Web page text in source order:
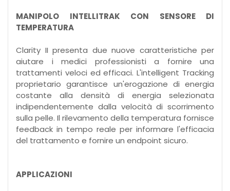
MANIPOLO INTELLITRAK CON SENSORE DI
TEMPERATURA
Clarity II presenta due nuove caratteristiche per
aiutare i medici professionisti a fornire una
trattamenti veloci ed efficaci. L'intelligent Tracking
proprietario garantisce un'erogazione di energia
costante alla densità di energia selezionata
indipendentemente dalla velocità di scorrimento
sulla pelle. Il rilevamento della temperatura fornisce
feedback in tempo reale per informare l'efficacia
del trattamento e fornire un endpoint sicuro.
APPLICAZIONI